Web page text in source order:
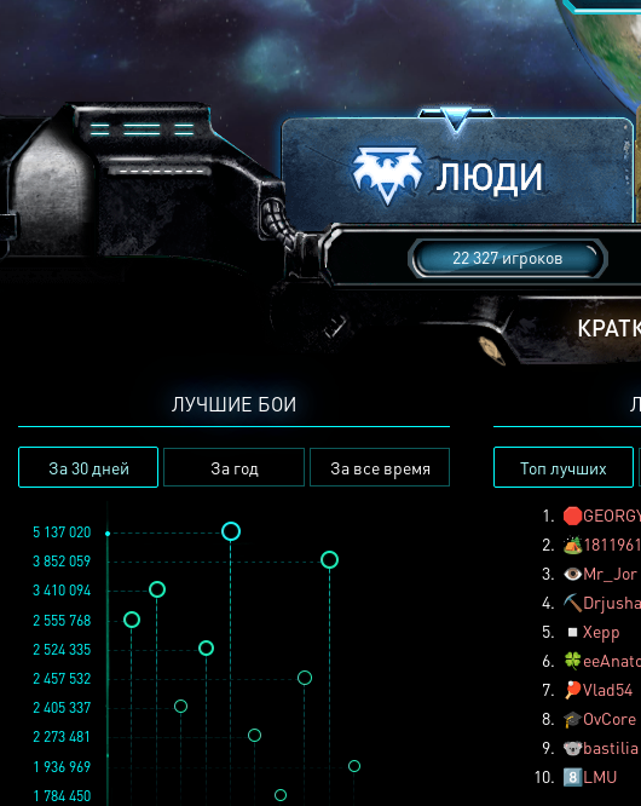
22 327 игроков
ЛУЧШИЕ БОИ
За 30 дней За год За все время
1 936 969
3 852 059
2 457 532
1 784 450
2 273 481
5 137 020
2 524 335
2 405 337
3 410 094
2 555 768
Топ лучших
1. 🛑
2. 🏕️1811961
3. 👁️Mr_Jor
4. ⛏️ Drjusha
5.
◽ Xepp
6. 🍀
7.
🏓Vlad54
8. 🎓OvCore
9. 🐨bastilia
10. 8️⃣LMU